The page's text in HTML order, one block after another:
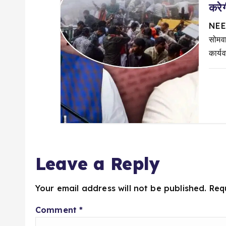
Leave a Reply
Your email address will not be published.
Comment*